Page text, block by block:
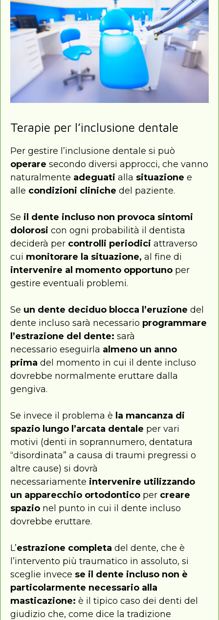
Terapie per l’inclusione dentale
Per gestire l’inclusione dentale si può
operare secondo diversi approcci, che vanno
naturalmente adeguati alla situazione e
alle condizioni cliniche del paziente.
Se il dente incluso non provoca sintomi
dolorosi con ogni probabilità il dentista
deciderà per controlli periodici attraverso
cui monitorare la situazione, al fine di
intervenire al momento opportuno per
gestire eventuali problemi.
Se un dente deciduo blocca l’eruzione del
dente incluso sarà necessario programmare
l’estrazione del dente: sarà
necessario eseguirla almeno un anno
prima del momento in cui il dente incluso
dovrebbe normalmente eruttare dalla
gengiva.
Se invece il problema è la mancanza di
spazio lungo l’arcata dentale per vari
motivi (denti in soprannumero, dentatura
“disordinata” a causa di traumi pregressi o
altre cause) si dovrà
necessariamente intervenire utilizzando
un apparecchio ortodontico per creare
spazio nel punto in cui il dente incluso
dovrebbe eruttare.
L’estrazione completa del dente, che è
l’intervento più traumatico in assoluto, si
sceglie invece se il dente incluso non è
particolarmente necessario alla
masticazione: è il tipico caso dei denti del
giudizio che, come dice la tradizione